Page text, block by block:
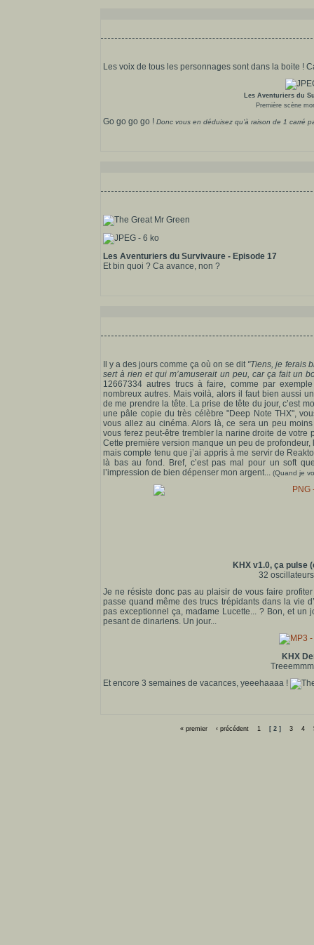
Les voix de tous les personnages sont dans la boite !
Les Aventuriers du
Première scène
Go go go go ! Donc vous en déduisez qu’à raison de 1 carré
Les Aventuriers du Survivaure - Episode 17
Et bin quoi ? Ca avance, non ?
Il y a des jours comme ça où on se dit"Tiens, je ferais
sert à rien et qui m’amuserait un peu, car ça fait un
12667334 autres trucs à faire, comme par
nombreux autres. Mais voilà, alors il faut bien aussi
de me prendre la tête. La prise de tête du jour, c’est
une pâle copie du très célèbre "Deep Note THX",
vous allez au cinéma. Alors là, ce sera un peu
vous ferez peut-être trembler la narine droite de votre
Cette première version manque un peu de
mais compte tenu que j’ai appris à me servir de
là bas au fond. Bref, c’est pas mal pour un soft
l’impression de bien dépenser mon argent... (Quand je
KHX v1.0, ça pulse
32
Je ne résiste donc pas au plaisir de vous faire
passe quand même des trucs trépidants dans la vie
pas exceptionnel ça, madame Lucette... ? Bon, et un
pesant de dinariens. Un jour...
KHX
Et encore 3 semaines de vacances, yeeehaaaa !
« premier ‹ précédent 1 [ 2 ] 3 4